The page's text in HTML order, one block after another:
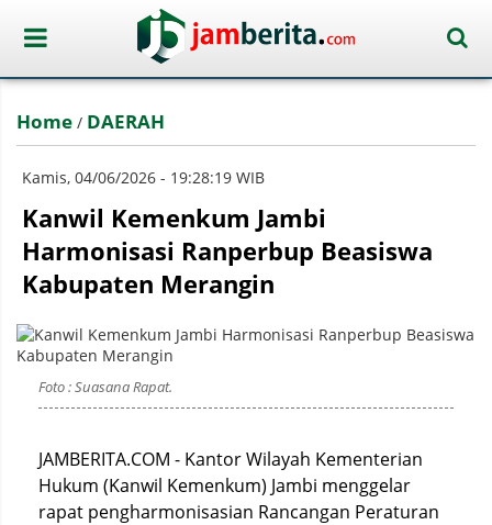
Home / DAERAH
Kamis, 04/06/2026 - 19:28:19 WIB
Kanwil Kemenkum Jambi
Harmonisasi Ranperbup Beasiswa
Kabupaten Merangin
Foto : Suasana Rapat.
JAMBERITA.COM - Kantor Wilayah Kementerian
Hukum (Kanwil Kemenkum) Jambi menggelar
rapat pengharmonisasian Rancangan Peraturan